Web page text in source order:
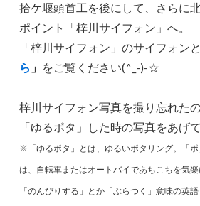
拾ケ堰頭首工を後にして、さらに
ポイント「梓川サイフォン」へ。
「梓川サイフォン」のサイフォン
ら 」 をご覧ください(^_-)-☆
梓川サイフォン写真を撮り忘れた
「ゆるポタ」した時の写真をあげ
※「ゆるポタ」とは、ゆるいポタリング。「ポ
は、自転車またはオートバイであちこちを気楽
「のんびりする」とか「ぶらつく」意味の英